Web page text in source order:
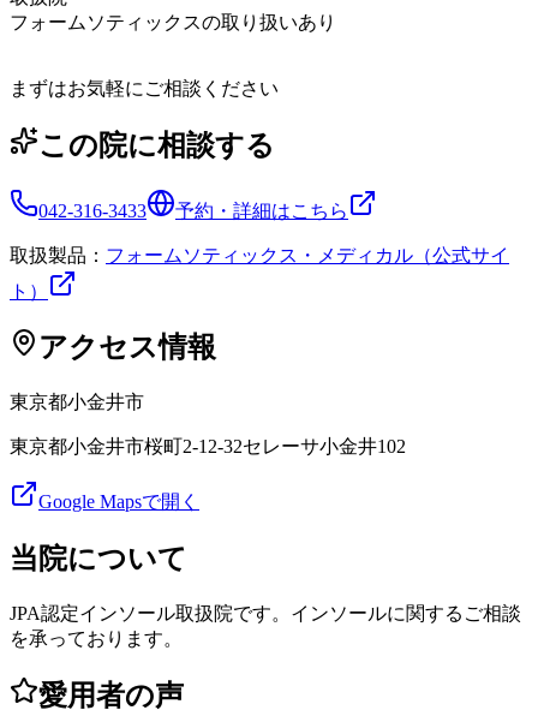
フォームソティックスの取り扱いあり
まずはお気軽にご相談ください
この院に相談する
042-316-3433 予約・詳細はこちら
取扱製品： フォームソティックス・メディカル（公式サイ
ト）
アクセス情報
東京都小金井市
東京都小金井市桜町2-12-32セレーサ小金井102
Google Mapsで開く
当院について
JPA認定インソール取扱院です。インソールに関するご相談
を承っております。
愛用者の声